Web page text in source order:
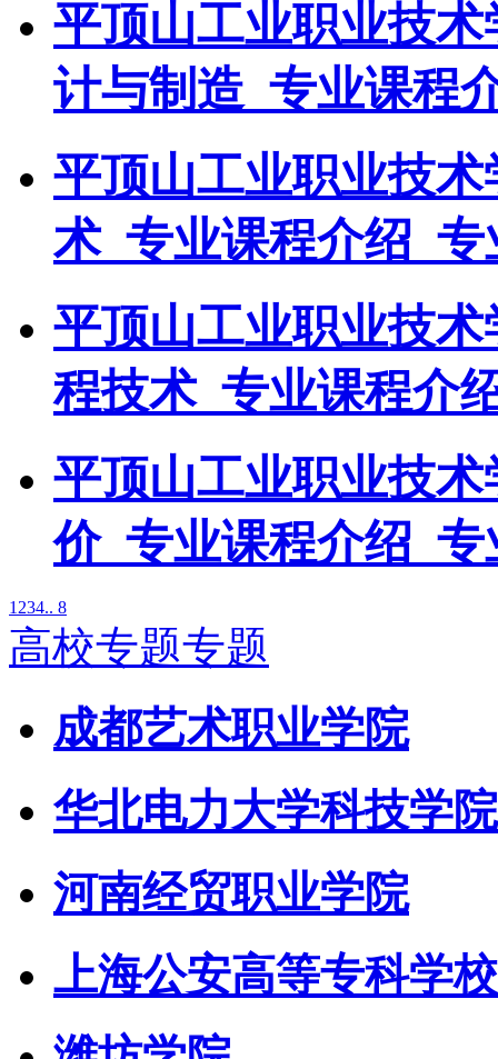
平顶山工业职业技
计与制造_专业课程
平顶山工业职业技
术_专业课程介绍_
平顶山工业职业技
程技术_专业课程介
平顶山工业职业技
价_专业课程介绍_
1 234.. 8
高校专题专题
成都艺术职业学院
华北电力大学科技学院
河南经贸职业学院
上海公安高等专科学校